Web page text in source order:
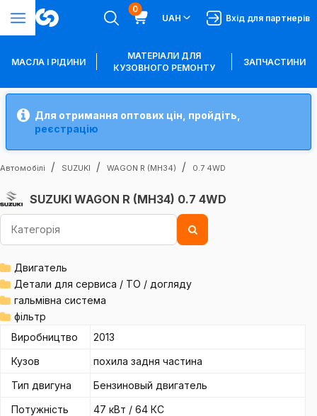
0
UAH
Вхід для партнерів
МАСЛА І РІДИНИ
МАТЕРІАЛИ ДЛЯ
КУЗОВНОГО РЕМОНТУ
ЗАПЧАСТИНИ
Для отримання оптових цін, пройдіть,
реєстрацію
Автомобілі SUZUKI WAGON R (MH34) 0.7 4WD
SUZUKI WAGON R (MH34) 0.7 4WD
Двигатель
Детали для сервиса / ТО / догляду
гальмівна система
фільтр
Виробництво
2013
Кузов
похила задня частина
Тип двигуна
Бензиновый двигатель
Потужність
47 кВт / 64 КС